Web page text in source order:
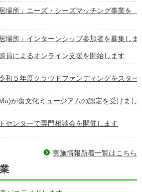
居場所」ニーズ・シーズマッチング
場所」インターンシップ参加者を募集しま
員によるオンライン支援を開始します
５年度クラウドファンディングをスター
が食文化ミュージアムの認定を受けまし
センターで専門相談会を開催します
実施情報新着一覧はこちら